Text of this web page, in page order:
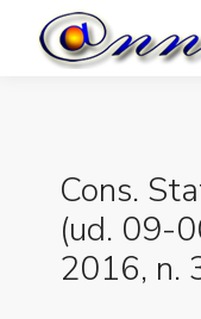
Cons.
(ud. 09-
2016, n.